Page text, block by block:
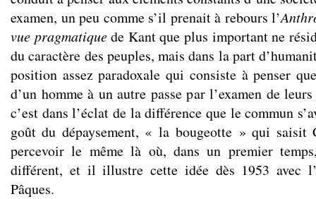
examen, un peu comme s’il prenait à rebours l’
vue pragmatiquede Kant que plus important ne
du caractère des peuples, mais dans la part
position assez paradoxale qui consiste à penser
d’un homme à un autre passe par l’examen de
c’est dans l’éclat de la différence que le commun
goût du dépaysement, « la bougeotte » qui saisit
percevoir le même là où, dans un premier
différent, et il illustre cette idée dès 1953 avec
Pâques.